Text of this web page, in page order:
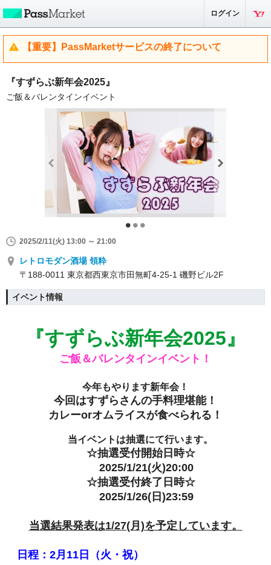
ログイン
【重要】PassMarketサービスの終了について
『すずらぶ新年会2025』
ご飯＆バレンタインイベント
2025/2/11(火) 13:00 ～ 21:00
レトロモダン酒場 領粋
〒188-0011 東京都西東京市田無町4-25-1 磯野ビル2F
イベント情報
『すずらぶ新年会2025』
ご飯＆バレンタインイベント！
今年もやります新年会！
今回はすずらさんの手料理堪能！
カレーorオムライスが食べられる！
当イベントは抽選にて行います。
☆抽選受付開始日時☆
2025/1/21(火)20:00
☆抽選受付終了日時☆
2025/1/26(日)23:59
当選結果発表は1/27(月)を予定しています。
日程：2月11日（火・祝）